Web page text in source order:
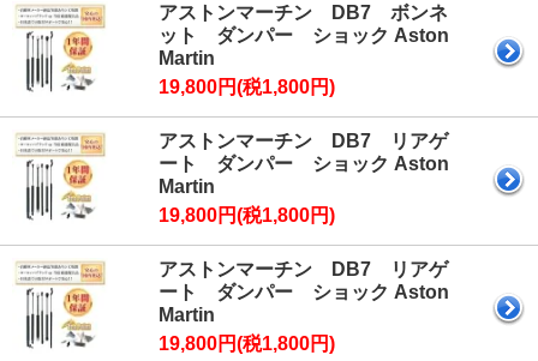
アストンマーチン DB7 ボンネ
ット ダンパー ショック Aston
Martin
19,800円(税1,800円)
アストンマーチン DB7 リアゲ
ート ダンパー ショック Aston
Martin
19,800円(税1,800円)
アストンマーチン DB7 リアゲ
ート ダンパー ショック Aston
Martin
19,800円(税1,800円)